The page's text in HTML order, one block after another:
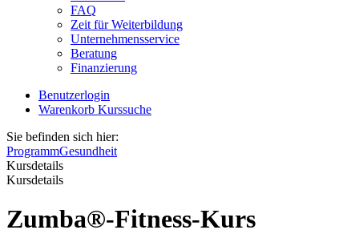
FAQ
Zeit für Weiterbildung
Unternehmensservice
Beratung
Finanzierung
Benutzerlogin
Warenkorb Kurssuche
Sie befinden sich hier:
ProgrammGesundheit
Kursdetails
Kursdetails
Zumba®-Fitness-Kurs